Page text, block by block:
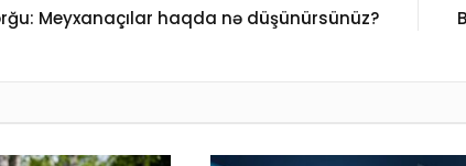
Meyxanaçılar haqda nə düşünürsünüz?